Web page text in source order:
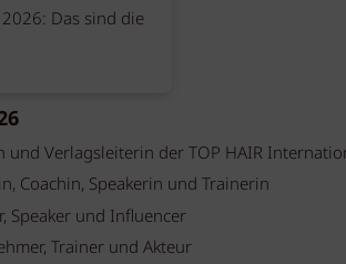
Das sind die
und Verlagsleiterin der TOP HAIR
Coachin, Speakerin und Trainerin
Speaker und Influencer
Trainer und Akteur